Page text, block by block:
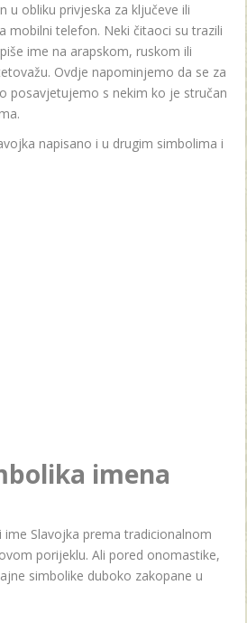
u obliku privjeska za ključeve ili
mobilni telefon. Neki čitaoci su trazili
ime na arapskom, ruskom ili
Ovdje napominjemo da se za
posavjetujemo s nekim ko je stručan
napisano i u drugim simbolima i
imena
ime Slavojka prema tradicionalnom
porijeklu. Ali pored onomastike,
simbolike duboko zakopane u